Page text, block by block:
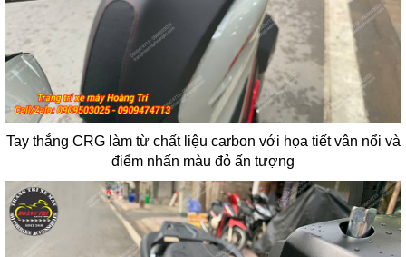
Tay thắng CRG làm từ chất liệu carbon với họa tiết vân nổi và
điểm nhấn màu đỏ ấn tượng